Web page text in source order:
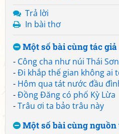
Trả lời
In bài thơ
Một số bài cùng tác giả
- Công cha như núi Thái Sơn
-Đi khắp thế gian không ai
- Hôm qua tát nước đầu
-Đồng Đăng có phố Kỳ Lừa
-Trâu ơi ta bảo trâu này
Một số bài cùng